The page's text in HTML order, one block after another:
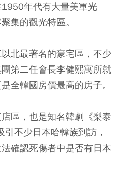
年代有大量美軍光
集的觀光特區。
北最著名的豪宅區，不少
第二任會長李健熙寓所就
全韓國房價最高的房子。
區，也是知名韓劇《梨泰
不少日本哈韓族到訪，
確認死傷者中是否有日本